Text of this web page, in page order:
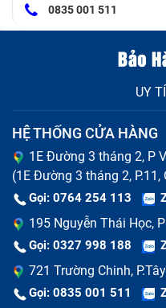
0835 001 511
UY
HỆ THỐNG CỬA HÀNG
1E Đường 3 tháng 2, P
(1E Đường 3 tháng 2, P.11,
Gọi: 0764 254 113
195 Nguyễn Thái Học,
Gọi: 0327 998 188
721 Trường Chinh,
Gọi: 0835 001 511